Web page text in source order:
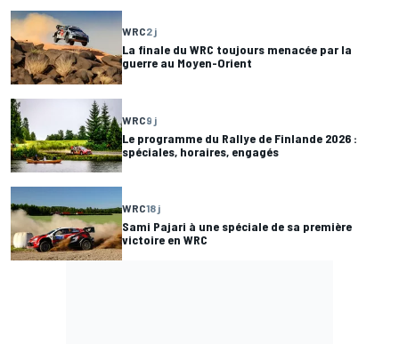
WRC2 j
La finale du WRC toujours menacée par la
guerre au Moyen-Orient
WRC9 j
Le programme du Rallye de Finlande 2026 :
spéciales, horaires, engagés
WRC18 j
Sami Pajari à une spéciale de sa première
victoire en WRC